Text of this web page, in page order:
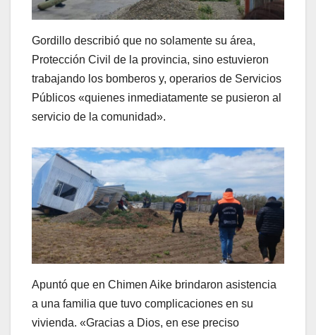
Gordillo describió que no solamente su área,
Protección Civil de la provincia, sino estuvieron
trabajando los bomberos y, operarios de Servicios
Públicos «quienes inmediatamente se pusieron al
servicio de la comunidad».
Apuntó que en Chimen Aike brindaron asistencia
a una familia que tuvo complicaciones en su
vivienda. «Gracias a Dios, en ese preciso